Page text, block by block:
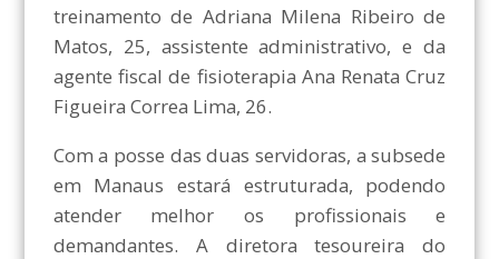
treinamento de Adriana Milena Ribeiro de
Matos, 25, assistente administrativo, e da
agente fiscal de fisioterapia Ana Renata Cruz
Figueira Correa Lima, 26.
Com a posse das duas servidoras, a subsede
em Manaus estará estruturada, podendo
atender melhor os profissionais e
demandantes. A diretora tesoureira do